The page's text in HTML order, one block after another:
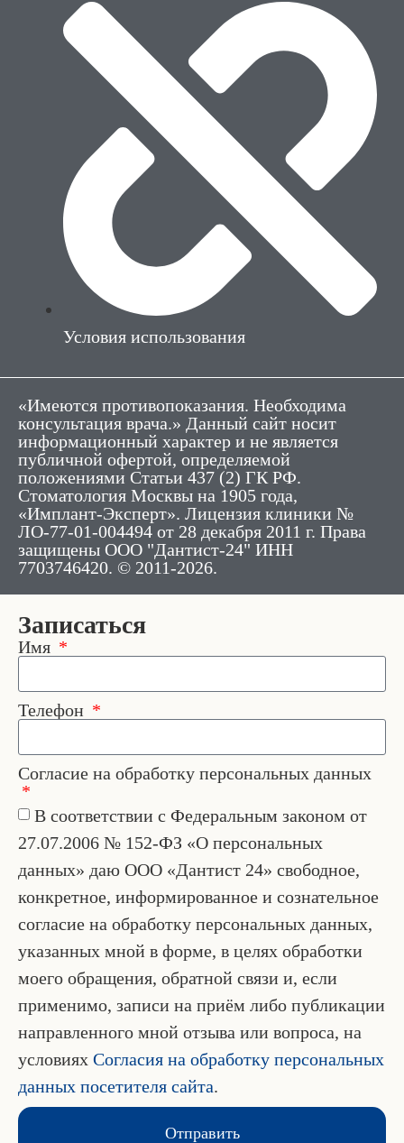
Условия использования
«Имеются противопоказания. Необходима
консультация врача.» Данный сайт носит
информационный характер и не является
публичной офертой, определяемой
положениями Статьи 437 (2) ГК РФ.
Стоматология Москвы на 1905 года,
«Имплант-Эксперт». Лицензия клиники №
ЛО-77-01-004494 от 28 декабря 2011 г. Права
защищены ООО "Дантист-24" ИНН
7703746420. © 2011-2026.
Записаться
Имя
Телефон
Согласие на обработку персональных данных
В соответствии с Федеральным законом от
27.07.2006 № 152-ФЗ «О персональных
данных» даю ООО «Дантист 24» свободное,
конкретное, информированное и сознательное
согласие на обработку персональных данных,
указанных мной в форме, в целях обработки
моего обращения, обратной связи и, если
применимо, записи на приём либо публикации
направленного мной отзыва или вопроса, на
условиях Согласия на обработку персональных
данных посетителя сайта.
Отправить